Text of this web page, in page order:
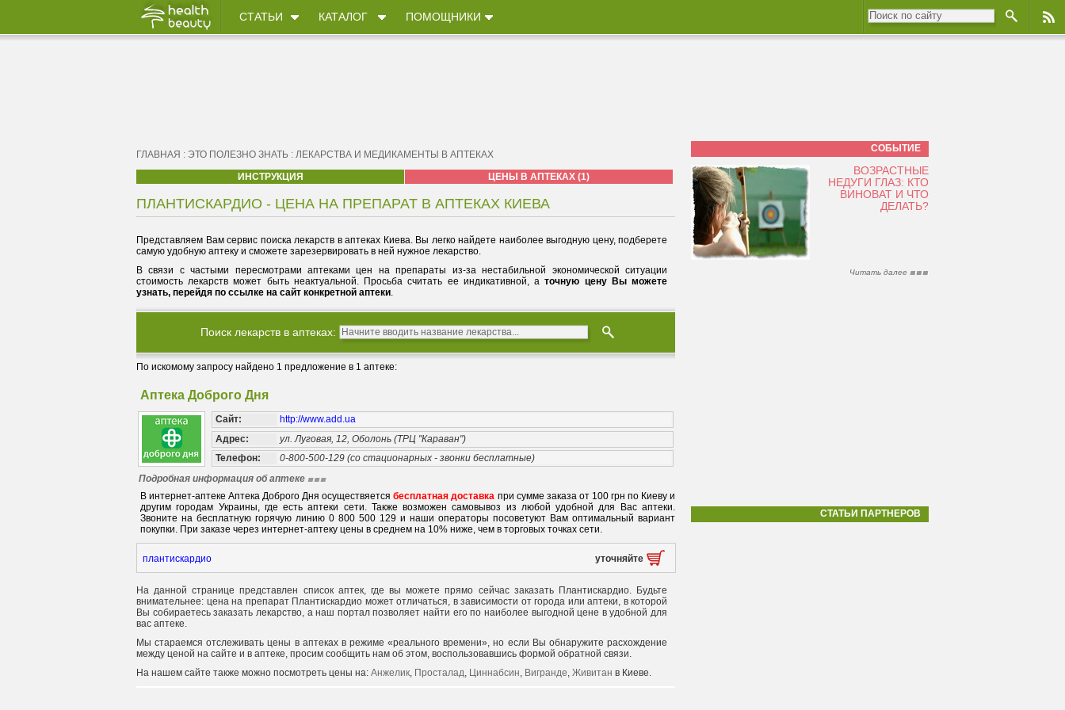
СТАТЬИ КАТАЛОГ ПОМОЩНИКИ
ГЛАВНАЯ : ЭТО ПОЛЕЗНО ЗНАТЬ : ЛЕКАРСТВА И МЕДИКАМЕНТЫ В АПТЕКАХ
ИНСТРУКЦИЯ
ЦЕНЫ В АПТЕКАХ (1)
ПЛАНТИСКАРДИО - ЦЕНА НА ПРЕПАРАТ В АПТЕКАХ КИЕВА
Представляем Вам сервис поиска лекарств в аптеках Киева. Вы легко найдете наиболее выгодную цену, подберете
самую удобную аптеку и сможете зарезервировать в ней нужное лекарство.
В связи с частыми пересмотрами аптеками цен на препараты из-за нестабильной экономической ситуации
стоимость лекарств может быть неактуальной. Просьба считать ее индикативной, аточную цену Вы можете
узнать, перейдя по ссылке на сайт конкретной аптеки.
Поиск лекарств в аптеках:
По искомому запросу найдено 1 предложение в 1 аптеке:
Аптека Доброго Дня
Сайт:
http://www.add.ua
Адрес:
ул. Луговая, 12, Оболонь (ТРЦ "Караван")
Телефон:
0-800-500-129 (со стационарных - звонки бесплатные)
Подробная информация об аптеке
В интернет-аптеке Аптека Доброго Дня осуществяетсябесплатная доставка при сумме заказа от 100 грн по Киеву и
другим городам Украины, где есть аптеки сети. Также возможен самовывоз из любой удобной для Вас аптеки.
Звоните на бесплатную горячую линию 0 800 500 129 и наши операторы посоветуют Вам оптимальный вариант
покупки. При заказе через интернет-аптеку цены в среднем на 10% ниже, чем в торговых точках сети.
плантискардио уточняйте
На данной странице представлен список аптек, где вы можете прямо сейчас заказать Плантискардио. Будьте
внимательнее: цена на препарат Плантискардио может отличаться, в зависимости от города или аптеки, в которой
Вы собираетесь заказать лекарство, а наш портал позволяет найти его по наиболее выгодной цене в удобной для
вас аптеке.
Мы стараемся отслеживать цены в аптеках в режиме «реального времени», но если Вы обнаружите расхождение
между ценой на сайте и в аптеке, просим сообщить нам об этом, воспользовавшись формой обратной связи.
На нашем сайте также можно посмотреть цены на: Анжелик, Просталад, Циннабсин, Вигранде, Живитан в Киеве.
СОБЫТИЕ
ВОЗРАСТНЫЕ
НЕДУГИ ГЛАЗ: КТО
ВИНОВАТ И ЧТО
ДЕЛАТЬ?
Читать далее
СТАТЬИ ПАРТНЕРОВ